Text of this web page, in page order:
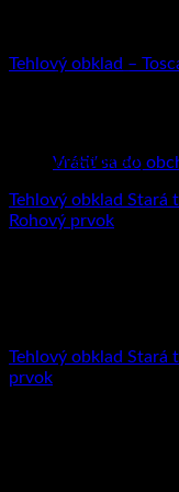
Vrátiť sa do
Tehlový obklad –
Betónové obklady
Tehlový obklad Stará
Rohový prvok
Tehlový obklad Stará
prvok